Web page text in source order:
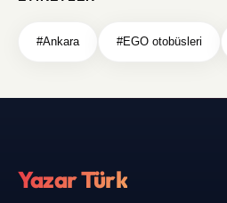
#Ankara #EGO otobüsleri
Yazar Türk